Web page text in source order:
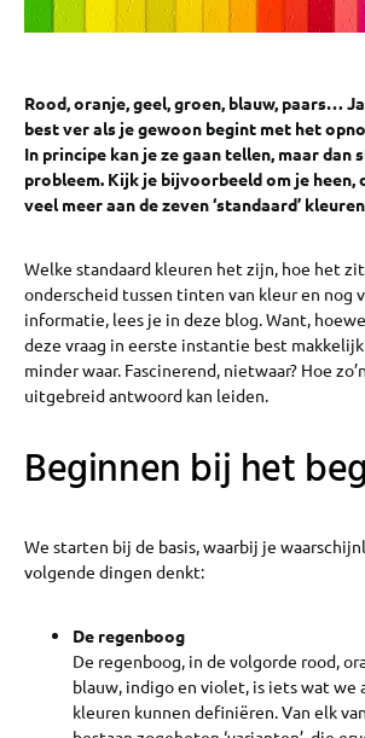
Rood, oranje, geel, groen, blauw, paars…
best ver als je gewoon begint met het
In principe kan je ze gaan tellen, maar dan
probleem. Kijk je bijvoorbeeld om je heen,
veel meer aan de zeven ‘standaard’
Welke standaard kleuren het zijn, hoe het
onderscheid tussen tinten van kleur en nog
informatie, lees je in deze blog. Want,
deze vraag in eerste instantie best
minder waar. Fascinerend, nietwaar? Hoe
uitgebreid antwoord kan leiden.
Beginnen bij het
We starten bij de basis, waarbij je
volgende dingen denkt:
De regenboog
De regenboog, in de volgorde rood,
blauw, indigo en violet, is iets wat we
kleuren kunnen definiëren. Van elk